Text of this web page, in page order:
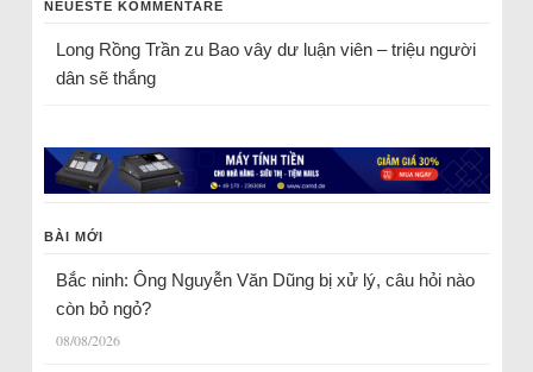
NEUESTE KOMMENTARE
Long Rồng Trầnzu Bao vây dư luận viên – triệu người
dân sẽ thắng
BÀI MỚI
Bắc ninh: Ông Nguyễn Văn Dũng bị xử lý, câu hỏi nào
còn bỏ ngỏ?
08/08/2026